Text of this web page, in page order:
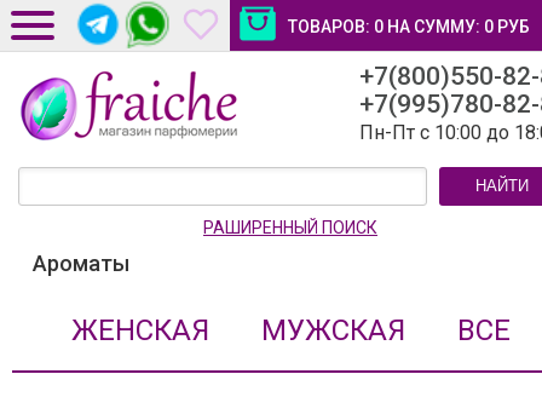
ТОВАРОВ: 0 НА СУММУ: 0 РУБ
ДОСТАВКА И ОПЛАТА
НОВОСТИ И СТАТЬИ
+7(800)550-
+7(995)780-
Пн-Пт с 10:00 до
НАЙТИ
РАШИРЕННЫЙ ПОИСК
Ароматы
ЖЕНСКАЯ МУЖСКАЯ ВСЕ